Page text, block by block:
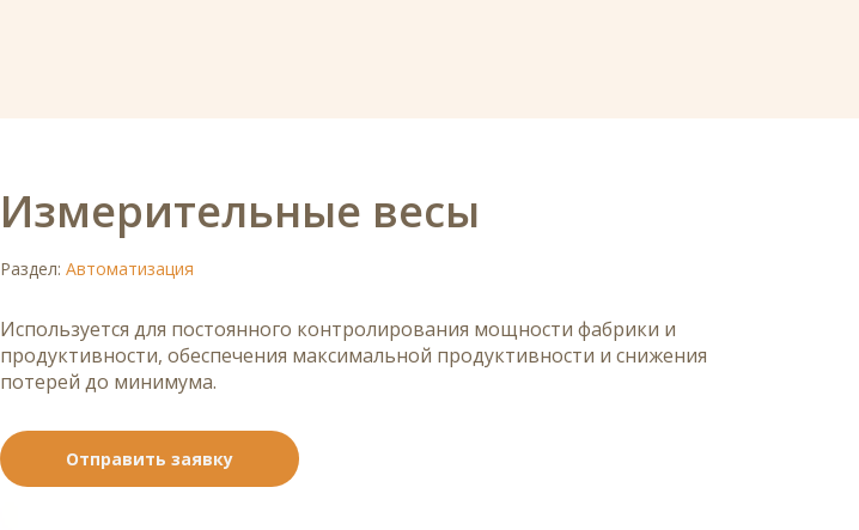
Измерительные весы
Раздел:Автоматизация
Используется для постоянного контролирования мощности фабрики и
продуктивности, обеспечения максимальной продуктивности и снижения
потерей до минимума.
Отправить заявку